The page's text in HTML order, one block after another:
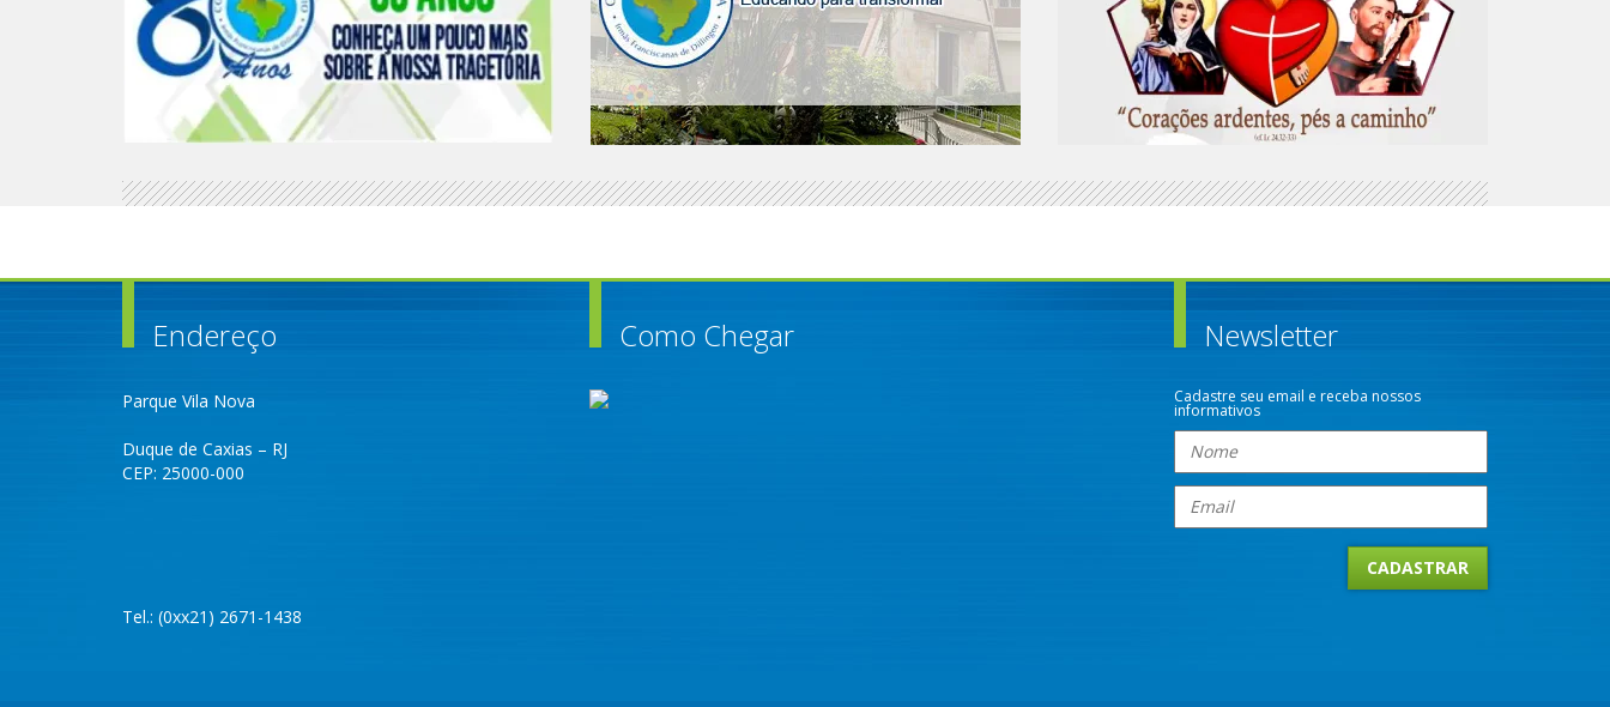
Endereço
Parque Vila Nova
Duque de Caxias – RJ
CEP: 25000-000
Tel.: (0xx21) 2671-1438
Como Chegar Newsletter
Cadastre seu email e receba nossos
informativos